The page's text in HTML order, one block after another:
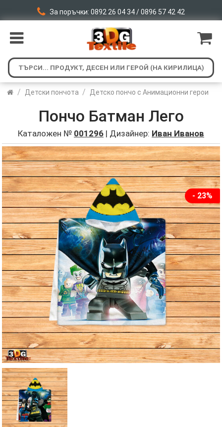
За поръчки: 0892 26 04 34 / 0896 57 42 42
/ Детски пончота / Детско пончо с Анимационни герои
Пончо Батман Лего
Каталожен № 001296 | Дизайнер: Иван Иванов
- 23%